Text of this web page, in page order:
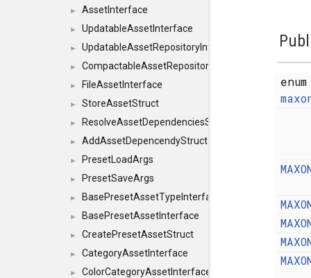
► AssetInterface
► UpdatableAssetInterface
► UpdatableAssetRepositoryInterface
► CompactableAssetRepositoryInterface
► FileAssetInterface
► StoreAssetStruct
► ResolveAssetDependenciesStruct
► AddAssetDepencendyStruct
► PresetLoadArgs
► PresetSaveArgs
► BasePresetAssetTypeInterface
► BasePresetAssetInterface
► CreatePresetAssetStruct
► CategoryAssetInterface
► ColorCategoryAssetInterface
enum